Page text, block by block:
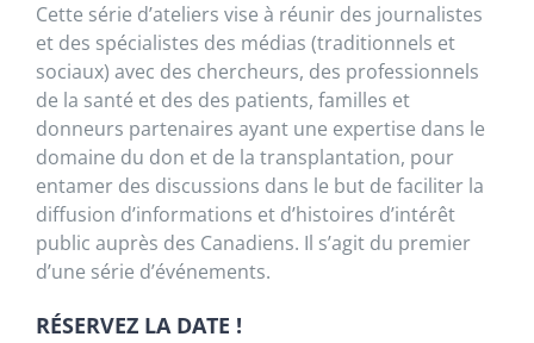
Cette série d’ateliers vise à réunir des journalistes
et des spécialistes des médias (traditionnels et
sociaux) avec des chercheurs, des professionnels
de la santé et des des patients, familles et
donneurs partenaires ayant une expertise dans le
domaine du don et de la transplantation, pour
entamer des discussions dans le but de faciliter la
diffusion d’informations et d’histoires d’intérêt
public auprès des Canadiens. Il s’agit du premier
d’une série d’événements.
RÉSERVEZ LA DATE !